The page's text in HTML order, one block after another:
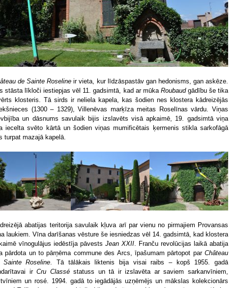
de Sainte Roseline ir vieta, kur līdzāspastāv gan hedonisms, gan askēze.
stāsta līkloči iestiepjas vēl 11. gadsimtā, kad ar mūka Roubaudgādību še tika
klosteris. Tā sirds ir neliela kapela, kas šodien nes klostera kādreizējās
(1300 – 1329), Villenēvas marķīza meitas Roselīnas vārdu. Viņas
un dāsnums savulaik bijis izslavēts visā apkaimē, 19. gadsimtā viņa
iecelta svēto kārtā un šodien viņas mumificētais ķermenis stikla sarkofāgā
turpat mazajā kapelā.
abatijas teritorija savulaik kļuva arī par vienu no pirmajiem Provansas
laukiem. Vīna darīšanas vēsture še iesniedzas vēl 14. gadsimtā, kad klostera
vīnogulājus iedēstīja pāvests Jean XXII. Franču revolūcijas laikā abatija
pārdota un to pārņēma commune des Arcs, īpašumam pārtopot par Château
Sainte Roseline. Tā tālākais liktenis bija visai raibs – kopš 1955. gadā
irCru Classéstatuss un tā ir izslavēta ar saviem sarkanvīniem,
un rosé. 1994. gadā to iegādājās uzņēmējs un mākslas kolekcionārs